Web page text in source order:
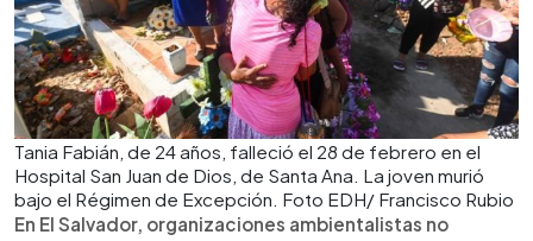
Tania Fabián, de 24 años, falleció el 28 de febrero en el
Hospital San Juan de Dios, de Santa Ana. La joven murió
bajo el Régimen de Excepción. Foto EDH/ Francisco Rubio
En El Salvador, organizaciones ambientalistas no